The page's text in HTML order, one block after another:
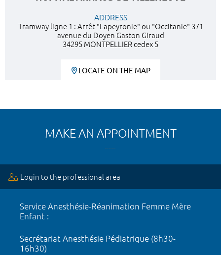
ADDRESS
Tramway ligne 1 : Arrêt "Lapeyronie" ou "Occitanie" 371
avenue du Doyen Gaston Giraud
34295 MONTPELLIER cedex 5
LOCATE ON THE MAP
MAKE AN APPOINTMENT
Login to the professional area
Service Anesthésie-Réanimation Femme Mère
Enfant :
Secrétariat Anesthésie Pédiatrique (8h30-
16h30)